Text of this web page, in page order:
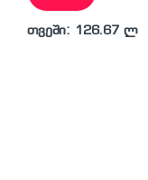
თვეში: 126.67 ლ